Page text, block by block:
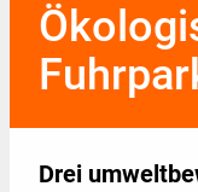
Drei